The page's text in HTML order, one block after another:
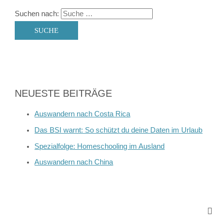
Suchen nach:
NEUESTE BEITRÄGE
Auswandern nach Costa Rica
Das BSI warnt: So schützt du deine Daten im Urlaub
Spezialfolge: Homeschooling im Ausland
Auswandern nach China